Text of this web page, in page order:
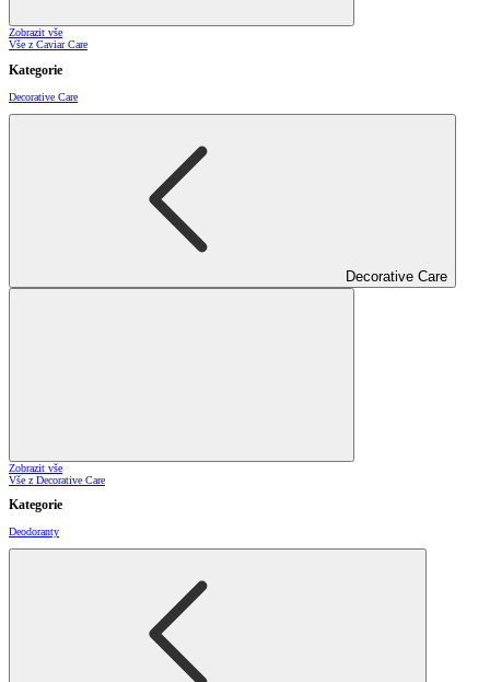
Zobrazit vše
Vše z Caviar Care
Kategorie
Decorative Care
Decorative Care
Zobrazit vše
Vše z Decorative Care
Kategorie
Deodoranty